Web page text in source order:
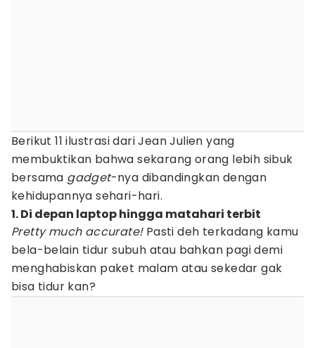
Berikut 11 ilustrasi dari Jean Julien yang
membuktikan bahwa sekarang orang lebih sibuk
bersama gadget-nya dibandingkan dengan
kehidupannya sehari-hari.
1. Di depan laptop hingga matahari terbit
Pretty much accurate!Pasti deh terkadang kamu
bela-belain tidur subuh atau bahkan pagi demi
menghabiskan paket malam atau sekedar gak
bisa tidur kan?